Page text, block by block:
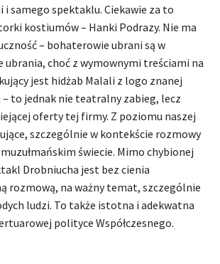
samego spektaklu. Ciekawie za to
kostiumów – Hanki Podrazy. Nie ma
– bohaterowie ubrani są w
ubrania, choć z wymownymi treściami na
jest hidżab Malali z logo znanej
to jednak nie teatralny zabieg, lecz
oferty tej firmy. Z poziomu naszej
szczególnie w kontekście rozmowy
świecie. Mimo chybionej
Drobniucha jest bez cienia
rozmową, na ważny temat, szczególnie
ludzi. To także istotna i adekwatna
polityce Współczesnego.